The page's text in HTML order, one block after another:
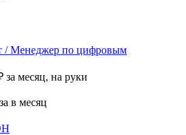
/ Менеджер по цифровым
за месяц, на руки
в месяц